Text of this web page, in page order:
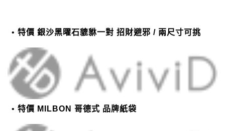
特價 銀沙黑曜石貔貅一對 招財避邪 / 兩尺寸可挑
特價 MILBON 哥德式 品牌紙袋